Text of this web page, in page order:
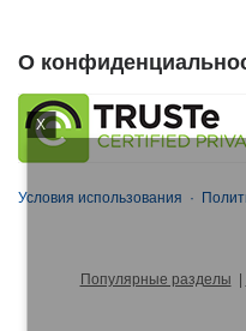
X
О
Условия использования ·
Популярные разделы